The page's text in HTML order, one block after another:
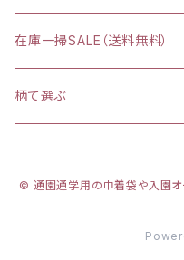
在庫一掃SALE（送料無料）
柄て選ぶ
© 通園通学用の巾着袋や入園